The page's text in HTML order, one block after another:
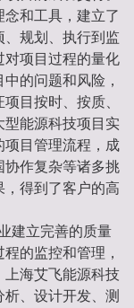
念和工具，建立了
规划、执行到监
对项目过程的量化
的问题和风险，
目按时、按质、
型能源科技项目实
项目管理流程，成
协作复杂等诸多挑
得到了客户的高
建立完善的质量
的监控和管理，
上海艾飞能源科技
、设计开发、测